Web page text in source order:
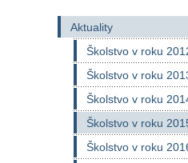
Aktuality
Školstvo v roku
Školstvo v roku
Školstvo v roku
Školstvo v roku
Školstvo v roku